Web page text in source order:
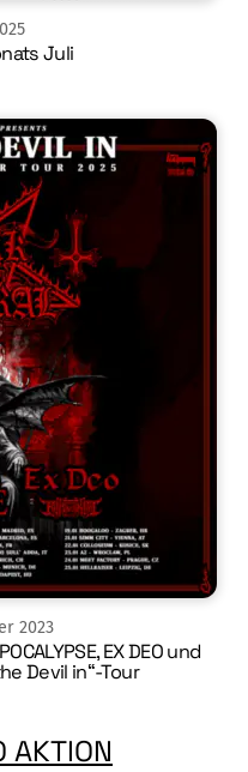
Juli
2023
EX DEO und
Devil in“-Tour
AKTION